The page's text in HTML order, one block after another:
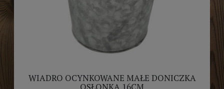
WIADRO OCYNKOWANE MAŁE DONICZKA
OSŁONKA 16CM